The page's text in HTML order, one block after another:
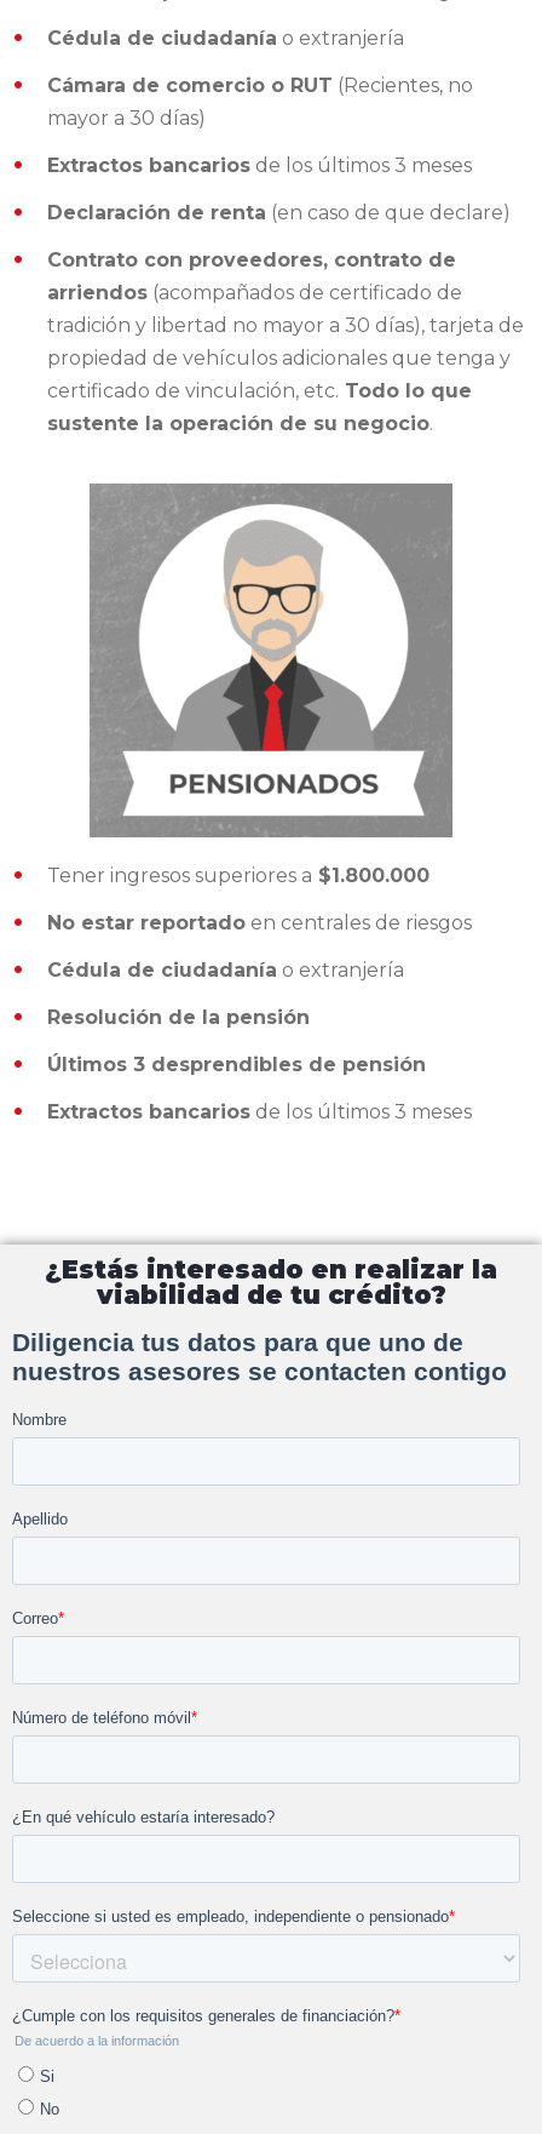
Cédula de ciudadanía o extranjería
Cámara de comercio o RUT (Recientes, no
mayor a 30 días)
Extractos bancarios de los últimos 3 meses
Declaración de renta (en caso de que declare)
Contrato con proveedores, contrato de
arriendos (acompañados de certificado de
tradición y libertad no mayor a 30 días), tarjeta de
propiedad de vehículos adicionales que tenga y
certificado de vinculación, etc. Todo lo que
sustente la operación de su negocio.
Tener ingresos superiores a $1.800.000
No estar reportado en centrales de riesgos
Cédula de ciudadanía o extranjería
Resolución de la pensión
Últimos 3 desprendibles de pensión
Extractos bancarios de los últimos 3 meses
¿Estás interesado en realizar la
viabilidad de tu crédito?